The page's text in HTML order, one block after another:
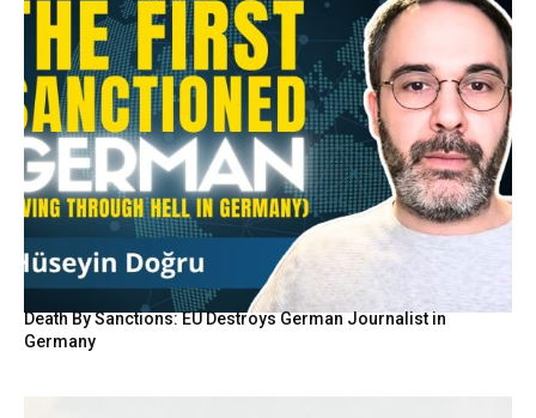
Death By Sanctions: EU Destroys German Journalist in
Germany